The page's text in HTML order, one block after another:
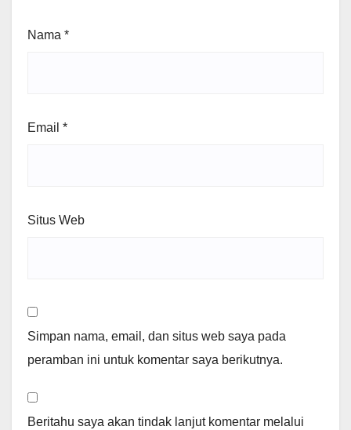
Nama *
Email *
Situs Web
Simpan nama, email, dan situs web saya pada
peramban ini untuk komentar saya berikutnya.
Beritahu saya akan tindak lanjut komentar melalui